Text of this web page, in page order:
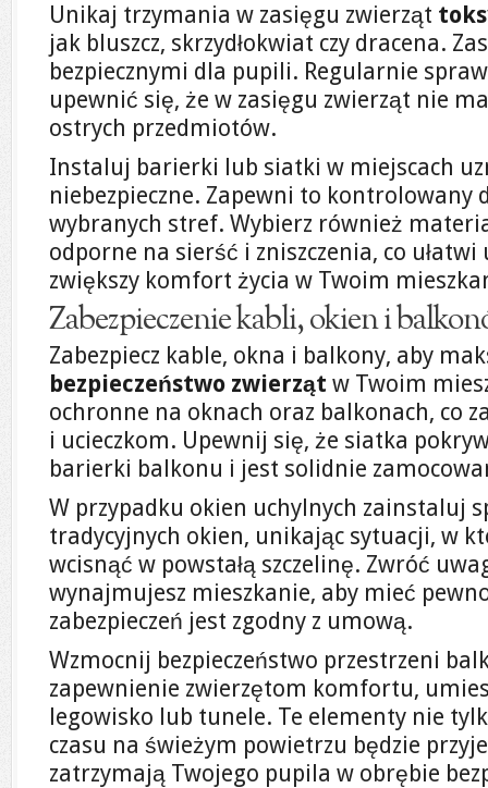
Unikaj trzymania w zasięgu zwierząt
jak bluszcz, skrzydłokwiat czy dracena.
bezpiecznymi dla pupili. Regularnie
upewnić się, że w zasięgu zwierząt nie
ostrych przedmiotów.
Instaluj barierki lub siatki w miejscach
niebezpieczne. Zapewni to kontrolowany
wybranych stref. Wybierz również
odporne na sierść i zniszczenia, co
zwiększy komfort życia w Twoim
Zabezpieczenie kabli, okien i
Zabezpiecz kable, okna i balkony, aby
bezpieczeństwo zwierząt w Twoim
ochronne na oknach oraz balkonach, co
i ucieczkom. Upewnij się, że siatka
barierki balkonu i jest solidnie
W przypadku okien uchylnych zainstaluj
tradycyjnych okien, unikając sytuacji, w
wcisnąć w powstałą szczelinę. Zwróć
wynajmujesz mieszkanie, aby mieć
zabezpieczeń jest zgodny z umową.
Wzmocnij bezpieczeństwo przestrzeni
zapewnienie zwierzętom komfortu,
legowisko lub tunele. Te elementy nie
czasu na świeżym powietrzu będzie
zatrzymają Twojego pupila w obrębie